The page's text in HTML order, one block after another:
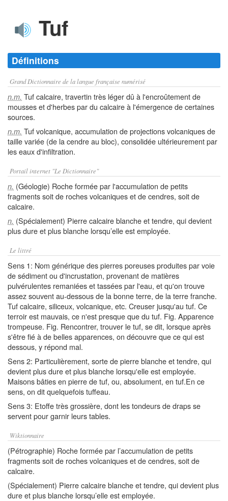
Tuf
Définitions
Grand Dictionnaire de la langue française numérisé
n.m. Tuf calcaire, travertin très léger dû à l'encroûtement de
mousses et d'herbes par du calcaire à l'émergence de certaines
sources.
n.m. Tuf volcanique, accumulation de projections volcaniques de
taille variée (de la cendre au bloc), consolidée ultérieurement par
les eaux d'infiltration.
Portail internet "Le Dictionnaire"
n. (Géologie) Roche formée par l'accumulation de petits
fragments soit de roches volcaniques et de cendres, soit de
calcaire.
n. (Spécialement) Pierre calcaire blanche et tendre, qui devient
plus dure et plus blanche lorsqu’elle est employée.
Le littré
Sens 1: Nom générique des pierres poreuses produites par voie
de sédiment ou d'incrustation, provenant de matières
pulvérulentes remaniées et tassées par l'eau, et qu'on trouve
assez souvent au-dessous de la bonne terre, de la terre franche.
Tuf calcaire, siliceux, volcanique, etc. Creuser jusqu'au tuf. Ce
terroir est mauvais, ce n'est presque que du tuf. Fig. Apparence
trompeuse. Fig. Rencontrer, trouver le tuf, se dit, lorsque après
s'être fié à de belles apparences, on découvre que ce qui est
dessous, y répond mal.
Sens 2: Particulièrement, sorte de pierre blanche et tendre, qui
devient plus dure et plus blanche lorsqu'elle est employée.
Maisons bâties en pierre de tuf, ou, absolument, en tuf.En ce
sens, on dit quelquefois tuffeau.
Sens 3: Etoffe très grossière, dont les tondeurs de draps se
servent pour garnir leurs tables.
Wiktionnaire
(Pétrographie) Roche formée par l’accumulation de petits
fragments soit de roches volcaniques et de cendres, soit de
calcaire.
(Spécialement) Pierre calcaire blanche et tendre, qui devient plus
dure et plus blanche lorsqu’elle est employée.